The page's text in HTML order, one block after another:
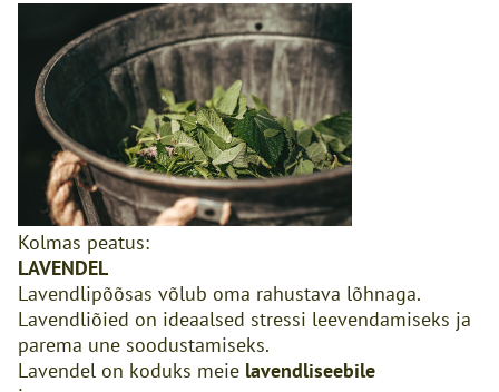
Kolmas peatus:
LAVENDEL
Lavendlipõõsas võlub oma rahustava lõhnaga.
Lavendliõied on ideaalsed stressi leevendamiseks ja
parema une soodustamiseks.
Lavendel on koduks meie lavendliseebile